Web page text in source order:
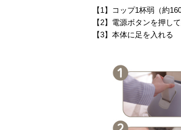
【1】コップ1杯弱（約
【2】電源ボタンを押し
【3】本体に足を入れる